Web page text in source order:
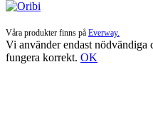
Våra produkter finns på Everway.
Vi använder endast nödvändiga
fungera korrekt. OK